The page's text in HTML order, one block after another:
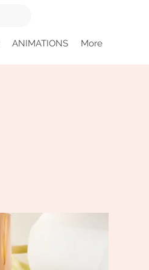
ANIMATIONS More